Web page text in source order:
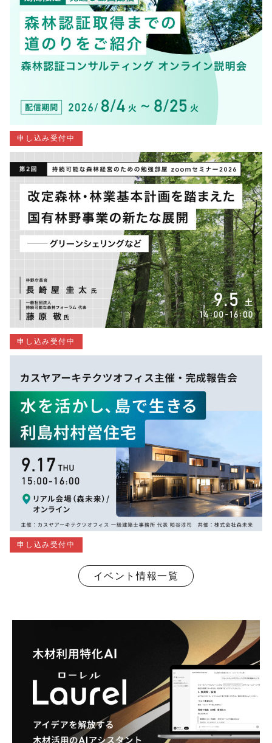
申し込み受付中
申し込み受付中
申し込み受付中
イベント情報一覧